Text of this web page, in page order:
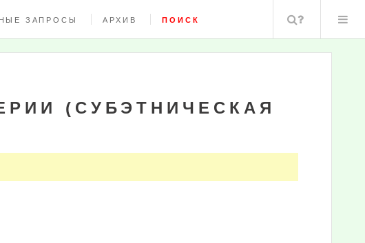
ЗАПРОСЫ АРХИВ ПОИСК Поиск
(СУБЭТНИЧЕСКАЯ